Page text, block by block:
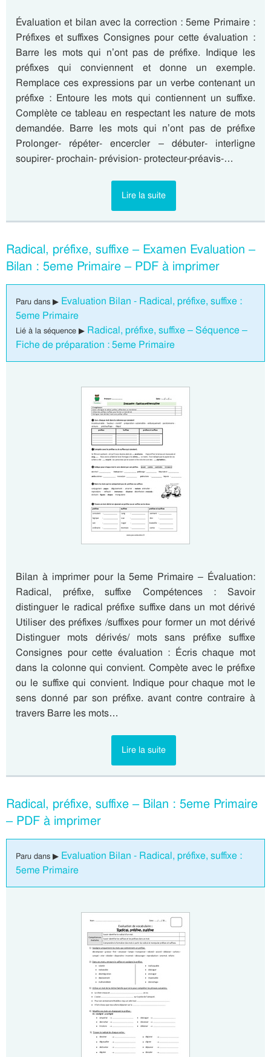
Évaluation et bilan avec la correction : 5eme Primaire :
Préfixes et suffixes Consignes pour cette évaluation :
Barre les mots qui n’ont pas de préfixe. Indique les
préfixes qui conviennent et donne un exemple.
Remplace ces expressions par un verbe contenant un
préfixe : Entoure les mots qui contiennent un suffixe.
Complète ce tableau en respectant les nature de mots
demandée. Barre les mots qui n’ont pas de préfixe
Prolonger- répéter- encercler – débuter- interligne
soupirer- prochain- prévision- protecteur-préavis-…
Lire la suite
Radical, préfixe, suffixe – Examen Evaluation –
Bilan : 5eme Primaire – PDF à imprimer
Paru dans ▶ Evaluation Bilan - Radical, préfixe, suffixe :
5eme Primaire
Lié à la séquence ▶ Radical, préfixe, suffixe – Séquence –
Fiche de préparation : 5eme Primaire
Bilan à imprimer pour la 5eme Primaire – Évaluation:
Radical, préfixe, suffixe Compétences : Savoir
distinguer le radical préfixe suffixe dans un mot dérivé
Utiliser des préfixes /suffixes pour former un mot dérivé
Distinguer mots dérivés/ mots sans préfixe suffixe
Consignes pour cette évaluation : Écris chaque mot
dans la colonne qui convient. Compète avec le préfixe
ou le suffixe qui convient. Indique pour chaque mot le
sens donné par son préfixe. avant contre contraire à
travers Barre les mots…
Lire la suite
Radical, préfixe, suffixe – Bilan : 5eme Primaire
– PDF à imprimer
Paru dans ▶ Evaluation Bilan - Radical, préfixe, suffixe :
5eme Primaire